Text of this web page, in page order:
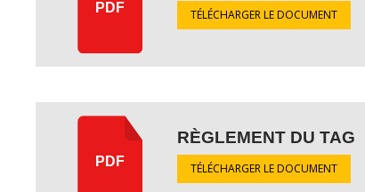
PDF TÉLÉCHARGER LE DOCUMENT
PDF
RÈGLEMENT DU TAG
TÉLÉCHARGER LE DOCUMENT